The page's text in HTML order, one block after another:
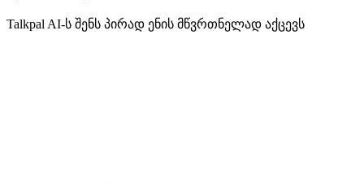
Talkpal AI-ს შენს პირად ენის მწვრთნელად აქცევს